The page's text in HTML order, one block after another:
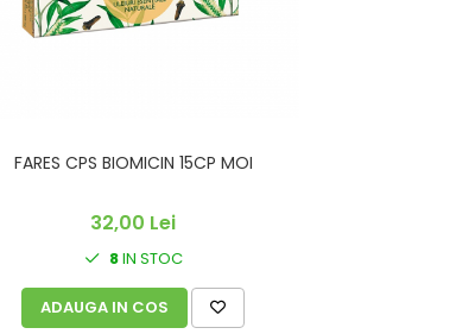
FARES CPS BIOMICIN 15CP MOI
32,00 Lei
8IN STOC
ADAUGA IN COS